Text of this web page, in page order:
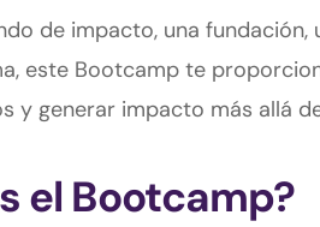
de impacto, una
este Bootcamp te
y generar impacto más allá
el Bootcamp?